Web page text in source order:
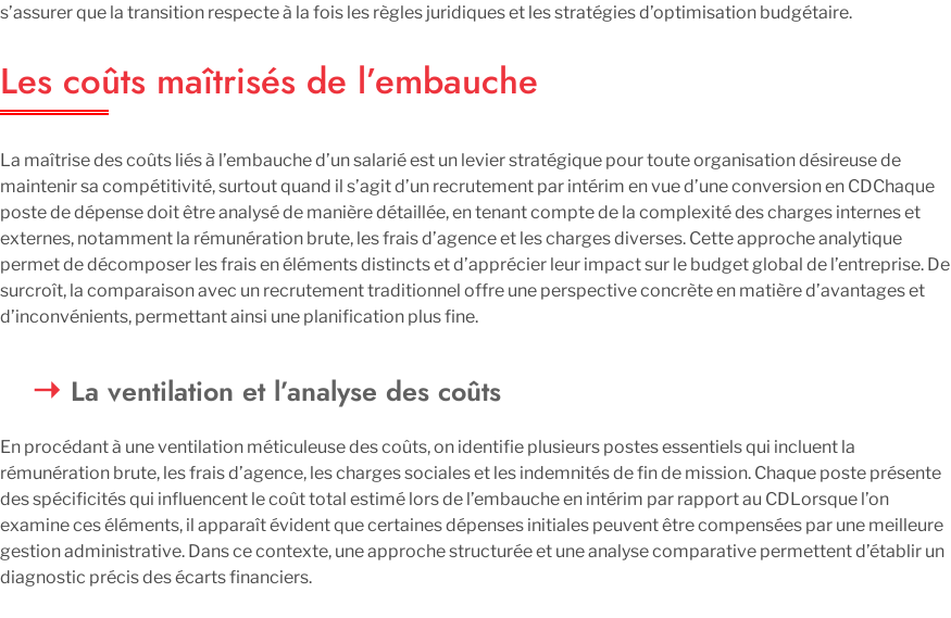
s’assurer que la transition respecte à la fois les règles juridiques et les stratégies d’optimisation budgétaire.
Les coûts maîtrisés de l’embauche
La maîtrise des coûts liés à l’embauche d’un salarié est un levier stratégique pour toute organisation désireuse de
maintenir sa compétitivité, surtout quand il s’agit d’un recrutement par intérim en vue d’une conversion en CDChaque
poste de dépense doit être analysé de manière détaillée, en tenant compte de la complexité des charges internes et
externes, notamment la rémunération brute, les frais d’agence et les charges diverses. Cette approche analytique
permet de décomposer les frais en éléments distincts et d’apprécier leur impact sur le budget global de l’entreprise. De
surcroît, la comparaison avec un recrutement traditionnel offre une perspective concrète en matière d’avantages et
d’inconvénients, permettant ainsi une planification plus fine.
La ventilation et l’analyse des coûts
En procédant à une ventilation méticuleuse des coûts, on identifie plusieurs postes essentiels qui incluent la
rémunération brute, les frais d’agence, les charges sociales et les indemnités de fin de mission. Chaque poste présente
des spécificités qui influencent le coût total estimé lors de l’embauche en intérim par rapport au CDLorsque l’on
examine ces éléments, il apparaît évident que certaines dépenses initiales peuvent être compensées par une meilleure
gestion administrative. Dans ce contexte, une approche structurée et une analyse comparative permettent d’établir un
diagnostic précis des écarts financiers.